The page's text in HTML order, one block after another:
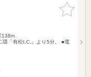
お気に入
りに追加
138m
「有松I.C.」より5分。 ■電